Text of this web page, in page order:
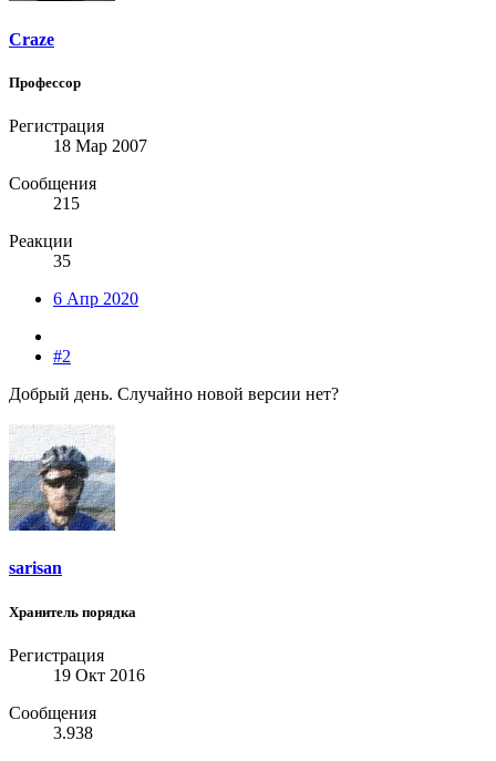
Craze
Профессор
Регистрация
18 Мар 2007
Сообщения
215
Реакции
35
6 Апр 2020
#2
Добрый день. Случайно новой версии нет?
sarisan
Хранитель порядка
Регистрация
19 Окт 2016
Сообщения
3.938